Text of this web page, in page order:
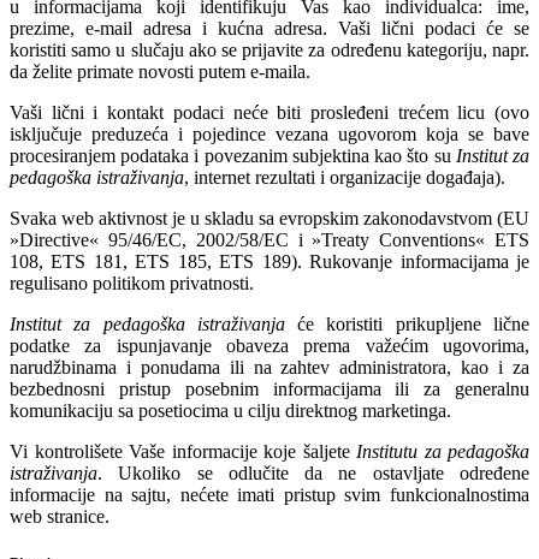
u informacijama koji identifikuju Vas kao individualca: ime,
prezime, e-mail adresa i kućna adresa. Vaši lični podaci će se
koristiti samo u slučaju ako se prijavite za određenu kategoriju, napr.
da želite primate novosti putem e-maila.
Vaši lični i kontakt podaci neće biti prosleđeni trećem licu (ovo
isključuje preduzeća i pojedince vezana ugovorom koja se bave
procesiranjem podataka i povezanim subjektina kao što su Institut za
pedagoška istraživanja, internet rezultati i organizacije događaja).
Svaka web aktivnost je u skladu sa evropskim zakonodavstvom (EU
»Directive« 95/46/EC, 2002/58/EC i »Treaty Conventions« ETS
108, ETS 181, ETS 185, ETS 189). Rukovanje informacijama je
regulisano politikom privatnosti.
Institut za pedagoška istraživanjaće koristiti prikupljene lične
podatke za ispunjavanje obaveza prema važećim ugovorima,
narudžbinama i ponudama ili na zahtev administratora, kao i za
bezbednosni pristup posebnim informacijama ili za generalnu
komunikaciju sa posetiocima u cilju direktnog marketinga.
Vi kontrolišete Vaše informacije koje šaljete Institutu za pedagoška
istraživanja. Ukoliko se odlučite da ne ostavljate određene
informacije na sajtu, nećete imati pristup svim funkcionalnostima
web stranice.